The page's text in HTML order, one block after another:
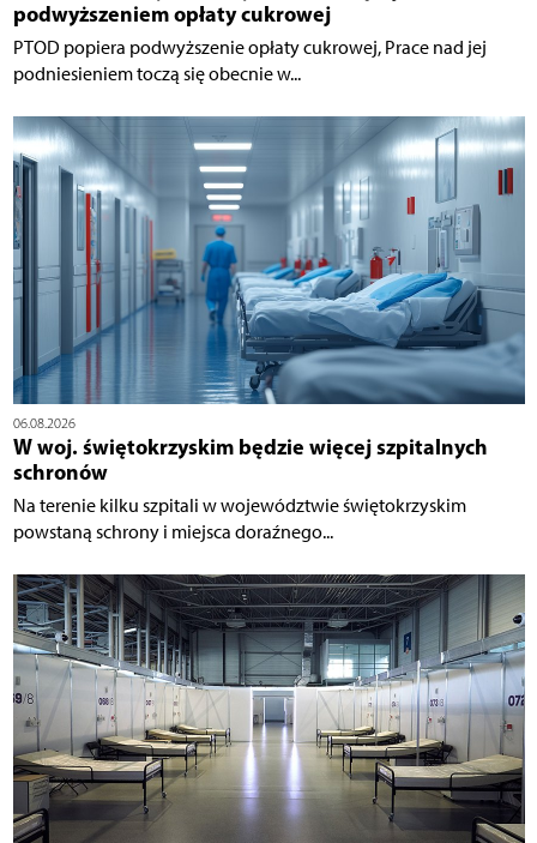
podwyższeniem opłaty cukrowej
PTOD popiera podwyższenie opłaty cukrowej, Prace nad jej
podniesieniem toczą się obecnie w...
06.08.2026
W woj. świętokrzyskim będzie więcej szpitalnych
schronów
Na terenie kilku szpitali w województwie świętokrzyskim
powstaną schrony i miejsca doraźnego...